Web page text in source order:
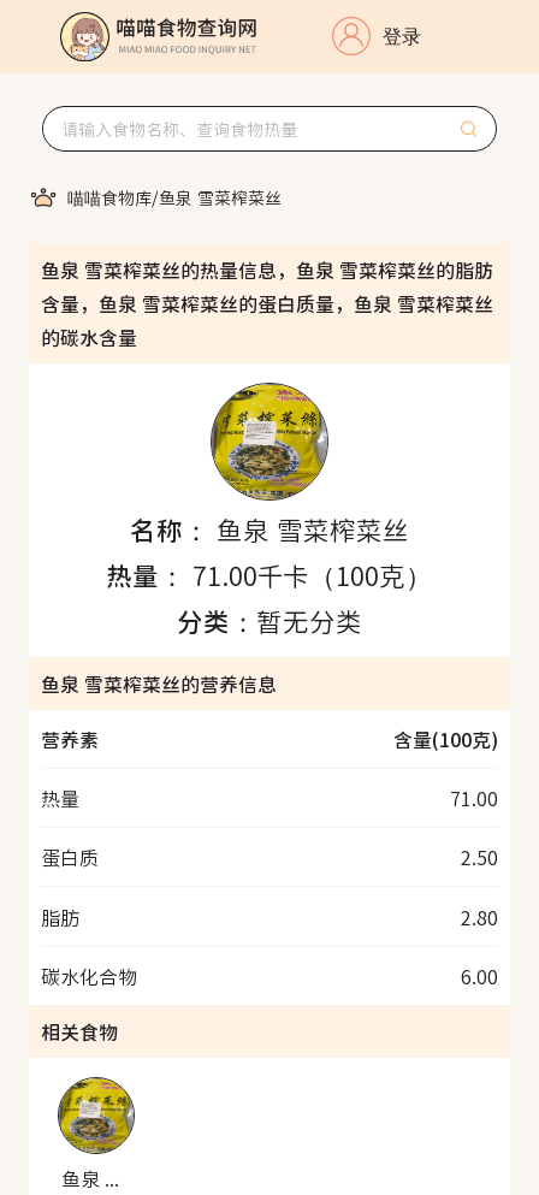
登录
喵喵食物库/鱼泉 雪菜榨菜丝
鱼泉 雪菜榨菜丝的热量信息，鱼泉 雪菜榨菜丝的脂肪
含量，鱼泉 雪菜榨菜丝的蛋白质量，鱼泉 雪菜榨菜丝
的碳水含量
名称： 鱼泉 雪菜榨菜丝
热量： 71.00千卡（100克）
分类： 暂无分类
鱼泉 雪菜榨菜丝的营养信息
营养素
含量(100克)
热量 71.00
蛋白质 2.50
脂肪 2.80
碳水化合物
6.00
相关食物
鱼泉 雪菜榨菜丝